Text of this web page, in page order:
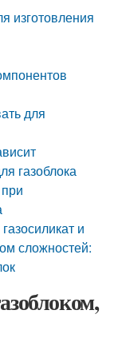
изготовления
для
газоблока
и
сложностей: